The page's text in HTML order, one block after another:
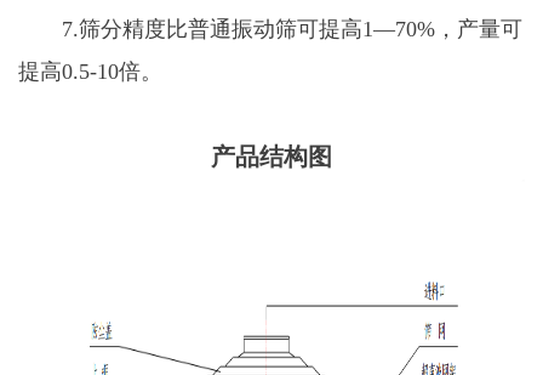
7.筛分精度比普通振动筛可提高1—70%，产量可
提高0.5-10倍。
产品结构图